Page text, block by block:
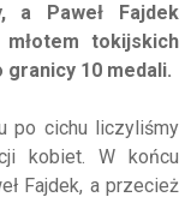
a Paweł Fajdek
tokijskich
granicy 10 medali.
po cichu liczyliśmy
kobiet. W końcu
Fajdek, a przecież